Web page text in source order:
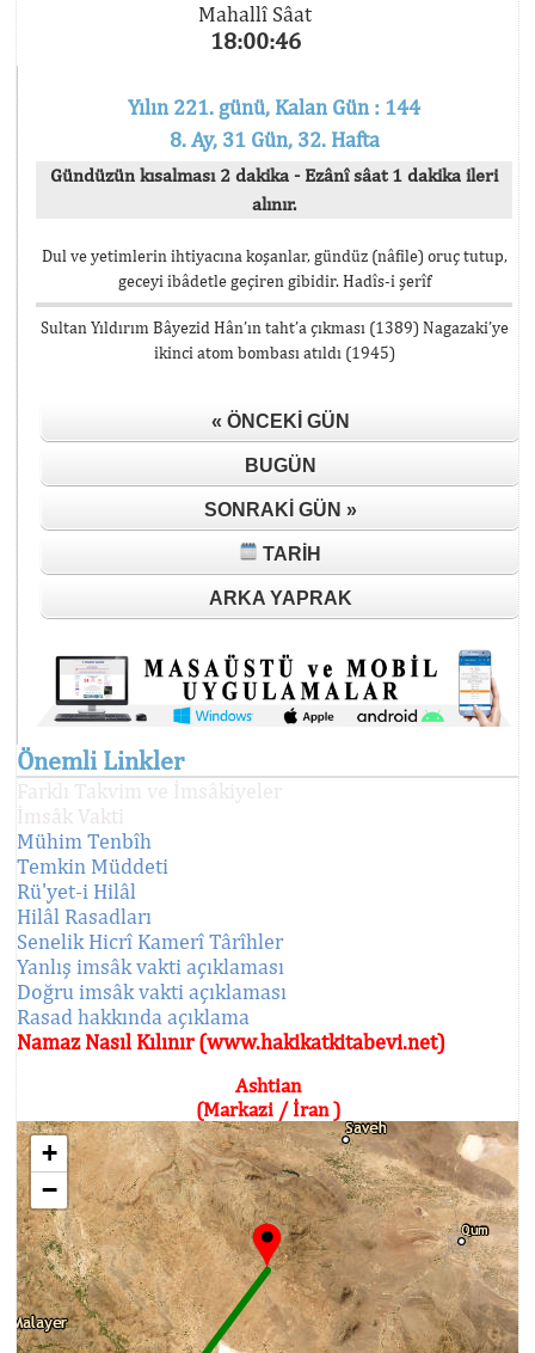
Mahallî Sâat
18:00:47
Yılın 221. günü, Kalan Gün : 144
8. Ay, 31 Gün, 32. Hafta
Gündüzün kısalması 2 dakika - Ezânî sâat 1 dakika ileri
alınır.
Dul ve yetimlerin ihtiyacına koşanlar, gündüz (nâfile) oruç tutup,
geceyi ibâdetle geçiren gibidir. Hadîs-i şerîf
Sultan Yıldırım Bâyezid Hân’ın taht’a çıkması (1389) Nagazaki’ye
ikinci atom bombası atıldı (1945)
« ÖNCEKI GÜN
BUGÜN
SONRAKI GÜN »
TARIH
ARKA YAPRAK
Önemli Linkler
İmsâk Vakti
Mühim Tenbîh
Temkin Müddeti
Rü'yet-i Hilâl
Hilâl Rasadları
Senelik Hicrî Kamerî Târîhler
Yanlış imsâk vakti açıklaması
Doğru imsâk vakti açıklaması
Rasad hakkında açıklama
Namaz Nasıl Kılınır (www.hakikatkitabevi.net)
Ashtian
(Markazi / İran )
+
−